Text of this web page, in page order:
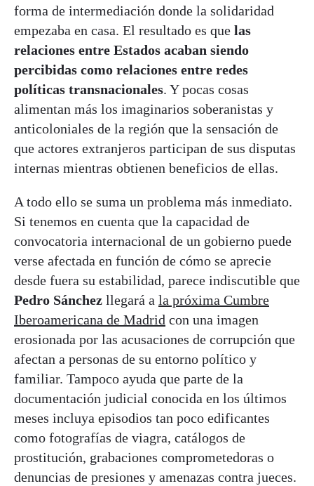
forma de intermediación donde la solidaridad
empezaba en casa. El resultado es que las
relaciones entre Estados acaban siendo
percibidas como relaciones entre redes
políticas transnacionales. Y pocas cosas
alimentan más los imaginarios soberanistas y
anticoloniales de la región que la sensación de
que actores extranjeros participan de sus disputas
internas mientras obtienen beneficios de ellas.
A todo ello se suma un problema más inmediato.
Si tenemos en cuenta que la capacidad de
convocatoria internacional de un gobierno puede
verse afectada en función de cómo se aprecie
desde fuera su estabilidad, parece indiscutible que
Pedro Sánchez llegará a la próxima Cumbre
Iberoamericana de Madrid con una imagen
erosionada por las acusaciones de corrupción que
afectan a personas de su entorno político y
familiar. Tampoco ayuda que parte de la
documentación judicial conocida en los últimos
meses incluya episodios tan poco edificantes
como fotografías de viagra, catálogos de
prostitución, grabaciones comprometedoras o
denuncias de presiones y amenazas contra jueces.